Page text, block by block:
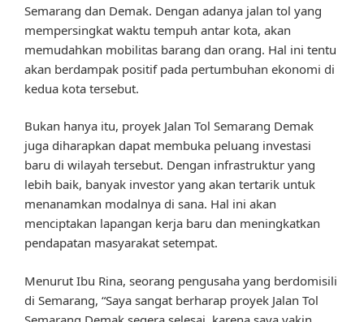
Semarang dan Demak. Dengan adanya jalan tol yang
mempersingkat waktu tempuh antar kota, akan
memudahkan mobilitas barang dan orang. Hal ini tentu
akan berdampak positif pada pertumbuhan ekonomi di
kedua kota tersebut.
Bukan hanya itu, proyek Jalan Tol Semarang Demak
juga diharapkan dapat membuka peluang investasi
baru di wilayah tersebut. Dengan infrastruktur yang
lebih baik, banyak investor yang akan tertarik untuk
menanamkan modalnya di sana. Hal ini akan
menciptakan lapangan kerja baru dan meningkatkan
pendapatan masyarakat setempat.
Menurut Ibu Rina, seorang pengusaha yang berdomisili
di Semarang, “Saya sangat berharap proyek Jalan Tol